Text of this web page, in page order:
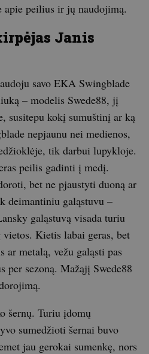
apie peilius ir jų naudojimą.
Janis
savo EKA Swingblade
– modelis Swede88, jį
susitepu kokį sumuštinį ar ką
nepjaunu nei medienos,
tik darbui lupykloje.
peilis gadinti į medį.
bet ne pjaustyti duoną ar
deimantiniu galąstuvu –
galąstuvą visada turiu
Kietis labai geras, bet
ar metalą, vežu galąsti pas
per sezoną. Mažąjį Swede88
šernų. Turiu įdomų
sumedžioti šernai buvo
jau gerokai sumenkę, nors